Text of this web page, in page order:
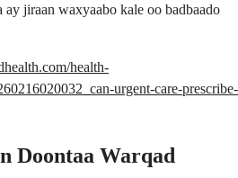
ay jiraan waxyaabo kale oo badbaado
health-
urgent-care-prescribe-
Doontaa Warqad